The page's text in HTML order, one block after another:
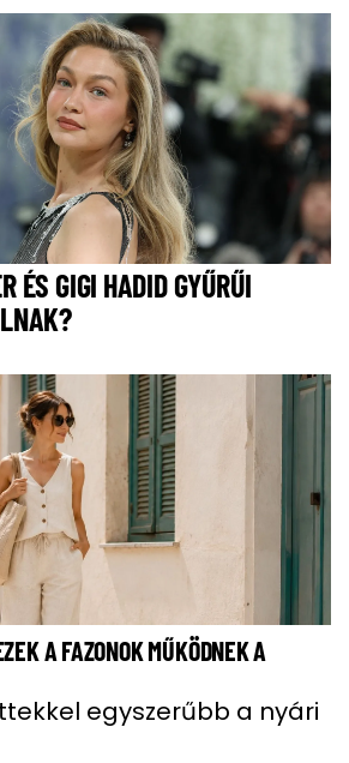
ÉS GIGI HADID GYŰRŰI
A FAZONOK MŰKÖDNEK A
egyszerűbb a nyári